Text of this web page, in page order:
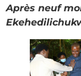
Après neuf